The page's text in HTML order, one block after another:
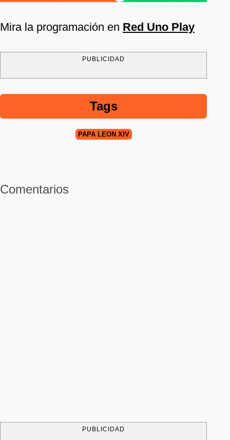
Mira la programación en Red Uno Play
PUBLICIDAD
Tags
PAPA LEÓN XIV
Comentarios
PUBLICIDAD